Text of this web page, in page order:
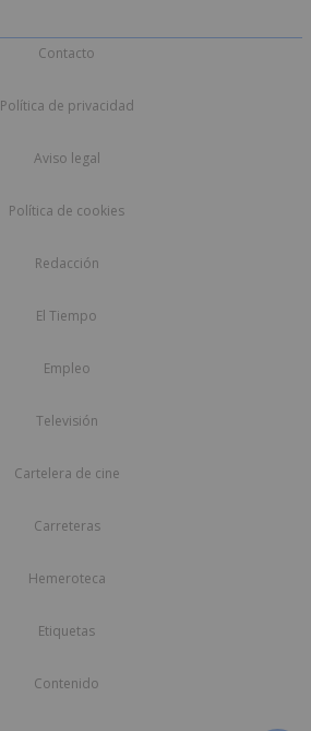
Contacto
Política de privacidad
Aviso legal
Política de cookies
Redacción
El Tiempo
Empleo
Televisión
Cartelera de cine
Carreteras
Hemeroteca
Etiquetas
Contenido